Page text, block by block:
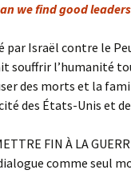
we find good
par Israël contre le
souffrir l’humanité
des morts et la
des États-Unis et
FIN À LA
comme seul